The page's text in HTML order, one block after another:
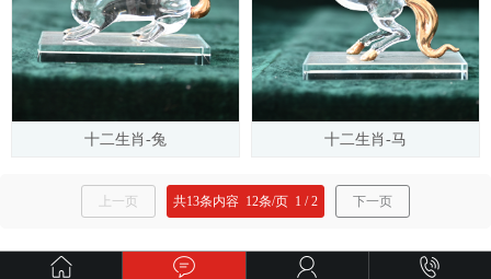
十二生肖-兔 十二生肖-马
上一页 共13条内容 12条/页 1 /2 下一页